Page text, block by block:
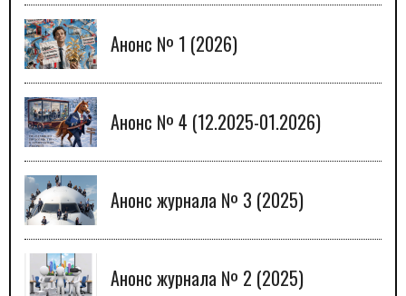
Анонс № 1 (2026)
Анонс № 4 (12.2025-01.2026)
Анонс журнала № 3 (2025)
Анонс журнала № 2 (2025)